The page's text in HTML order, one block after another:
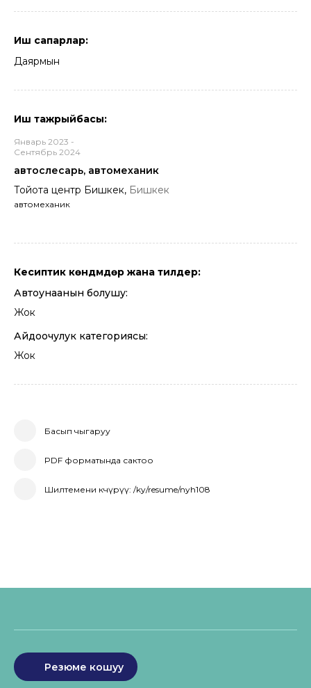
Иш сапарлар:
Даярмын
Иш тажрыйбасы:
Январь 2023 -
Сентябрь 2024
автослесарь, автомеханик
Тойота центр Бишкек, Бишкек
автомеханик
Кесиптик көндүмдөр жана тилдер:
Автоунаанын болушу:
Жок
Айдоочулук категориясы:
Жок
Басып чыгаруу
PDF форматында сактоо
Шилтемени көчүрүү: /ky/resume/nyh108
Резюме кошуу